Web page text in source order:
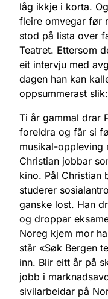
låg ikkje i korta.
fleire omvegar før
stod på lista over
Teatret. Ettersom
eit intervju med
dagen han kan
oppsummerast slik:
Ti år gammal drar
foreldra og får si
musikal-oppleving
Christian jobbar
kino. Pål Christian
studerer
ganske lost. Han
og droppar
Noreg kjem mor
står «Søk Bergen
inn. Blir eitt år på
jobb i
sivilarbeidar på